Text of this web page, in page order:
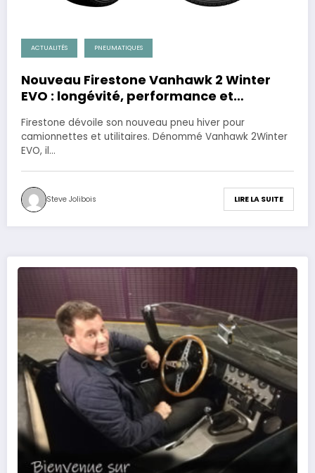
ACTUALITÉS PNEUMATIQUES
Nouveau Firestone Vanhawk 2 Winter
EVO : longévité, performance et
utilitaires.
Firestone dévoile son nouveau pneu hiver pour
camionnettes et utilitaires. Dénommé Vanhawk 2Winter
EVO, il…
Steve Jolibois LIRE LA SUITE